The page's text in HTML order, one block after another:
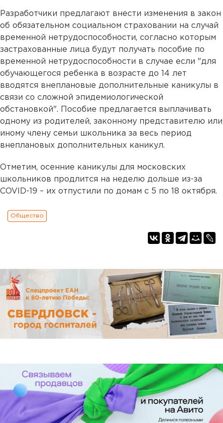
Разработчики предлагают внести изменения в закон
об обязательном социальном страховании на случай
временной нетрудоспособности, согласно которым
застрахованные лица будут получать пособие по
временной нетрудоспособности в случае если "для
обучающегося ребенка в возрасте до 14 лет
вводятся внеплановые дополнительные каникулы в
связи со сложной эпидемиологической
обстановкой". Пособие предлагается выплачивать
одному из родителей, законному представителю или
иному члену семьи школьника за весь период
внеплановых дополнительных каникул.
Отметим, осенние каникулы для московских
школьников продлится на неделю дольше из-за
COVID-19 – их отпустили по домам с 5 по 18 октября.
Общество